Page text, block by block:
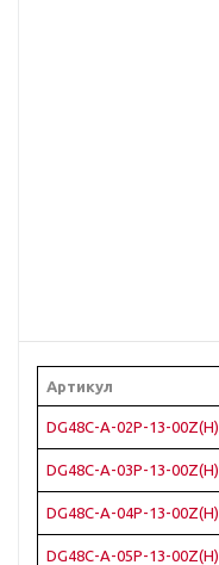
Артикул
DG48C-A-02P-13-00Z(H)
DG48C-A-03P-13-00Z(H)
DG48C-A-04P-13-00Z(H)
DG48C-A-05P-13-00Z(H)